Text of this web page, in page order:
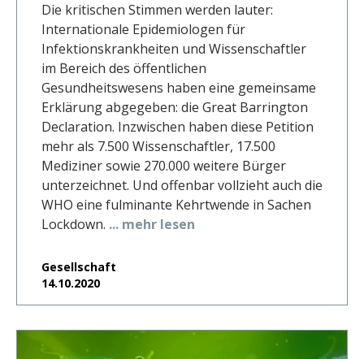
Die kritischen Stimmen werden lauter:
Internationale Epidemiologen für
Infektionskrankheiten und Wissenschaftler
im Bereich des öffentlichen
Gesundheitswesens haben eine gemeinsame
Erklärung abgegeben: die Great Barrington
Declaration. Inzwischen haben diese Petition
mehr als 7.500 Wissenschaftler, 17.500
Mediziner sowie 270.000 weitere Bürger
unterzeichnet. Und offenbar vollzieht auch die
WHO eine fulminante Kehrtwende in Sachen
Lockdown. ... mehr lesen
Gesellschaft
14.10.2020